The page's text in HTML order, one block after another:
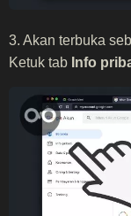
3. Akan terbuka
Ketuk tab Info